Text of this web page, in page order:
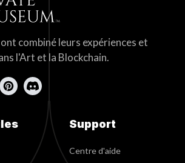
combiné leurs expériences et
l'Art et la Blockchain.
Support
Centre d'aide